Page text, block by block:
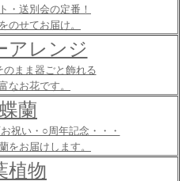
・送別会の定番！
のせてお届け。
アレンジ
のまま器ごと飾れる
なお花です。
蘭
祝い・○周年記念・・・
をお届けします。
植物